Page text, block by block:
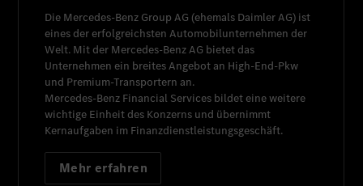
Die Mercedes-Benz Group AG (ehemals Daimler AG) ist
eines der erfolgreichsten Automobilunternehmen der
Welt. Mit der Mercedes-Benz AG bietet das
Unternehmen ein breites Angebot an High-End-Pkw
und Premium-Transportern an.
Mercedes-Benz Financial Services bildet eine weitere
wichtige Einheit des Konzerns und übernimmt
Kernaufgaben im Finanzdienstleistungsgeschäft.
Mehr erfahren